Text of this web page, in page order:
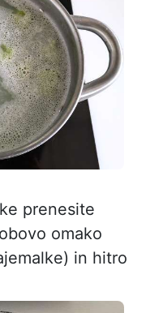
prenesite
omako
in hitro